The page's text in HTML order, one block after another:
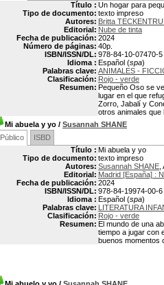
Título : Un hogar para
Tipo de documento: texto impreso
Autores: Britta
Editorial: Nube de tinta
Fecha de publicación: 2024
Número de páginas: 40p.
ISBN/ISSN/DL: 978-84-10-07470-5
Idioma : Español (spa)
Palabras clave: ANIMALES -
Clasificación: Rojo - verde
Resumen: Pequeño Oso se
lugar en el que
Zorro, Jabalí y
otros animales
Mi abuela y yo / Susannah SHANE
Público
ISBD
Título : Mi abuela y yo
Tipo de documento: texto impreso
Autores: Susannah SHANE
Editorial: Madrid [España] :
Fecha de publicación: 2024
ISBN/ISSN/DL: 978-84-19974-00-6
Idioma : Español (spa)
Palabras clave: LITERATURA
Clasificación: Rojo - verde
Resumen: El mundo de una
tiempo a jugar con
buenos momentos